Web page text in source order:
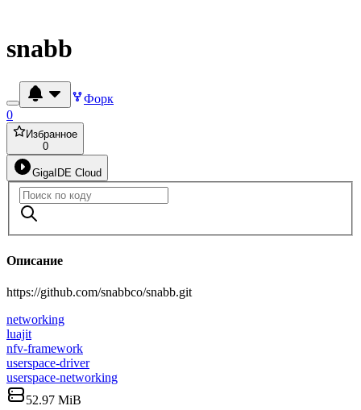
snabb
Форк
0
Избранное
0
GigaIDE Cloud
Описание
https://github.com/snabbco/snabb.git
networking
luajit
nfv-framework
userspace-driver
userspace-networking
52.97 MiB